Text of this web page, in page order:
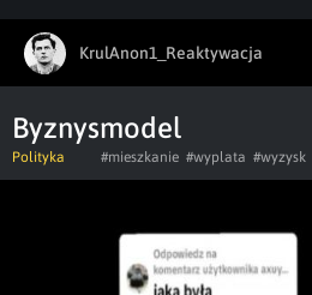
KrulAnon1_Reaktywacja
Byznysmodel
Polityka #mieszkanie #wyplata #wyzysk